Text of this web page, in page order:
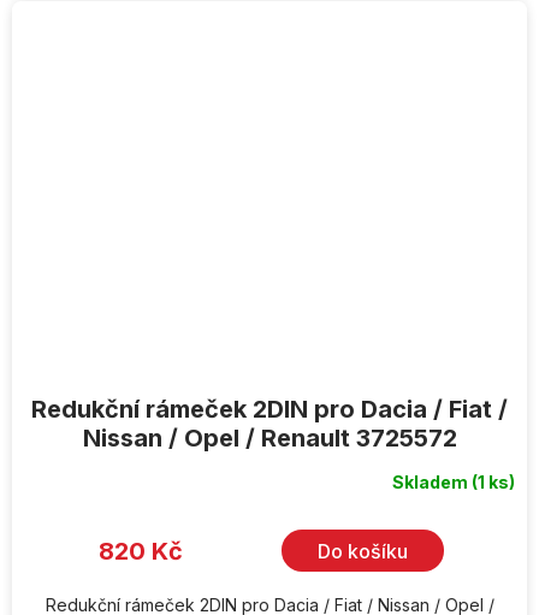
Redukční rámeček 2DIN pro Dacia / Fiat /
Nissan / Opel / Renault 3725572
Skladem (1 ks)
820 Kč Do košíku
Redukční rámeček 2DIN pro Dacia / Fiat / Nissan / Opel /